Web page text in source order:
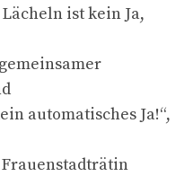
ist kein Ja,
automatisches Ja!“,